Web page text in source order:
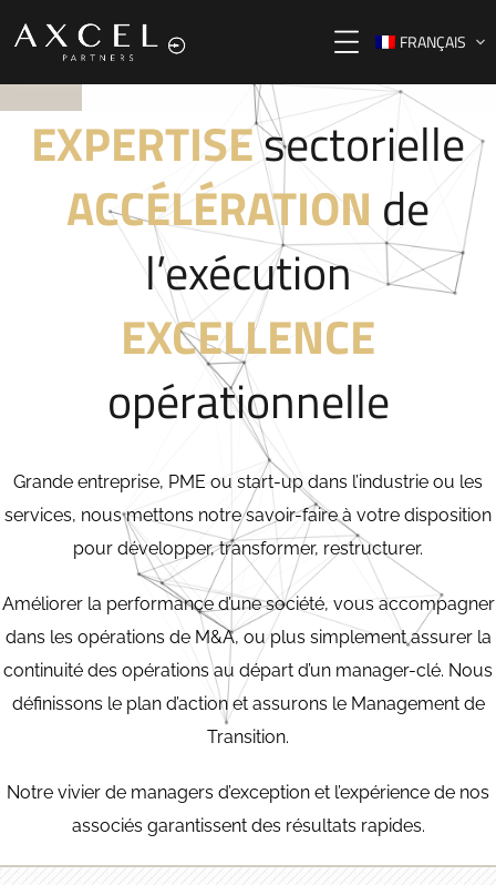
FRANÇAIS
EXPERTISEsectorielle
ACCÉLÉRATION de
l’exécution
EXCELLENCE
opérationnelle
Grande entreprise, PME ou start-up dans l’industrie ou les
services, nous mettons notre savoir-faire à votre disposition
pour développer, transformer, restructurer.
Améliorer la performance d’une société, vous accompagner
dans les opérations de M&A, ou plus simplement assurer la
continuité des opérations au départ d’un manager-clé. Nous
définissons le plan d’action et assurons le Management de
Transition.
Notre vivier de managers d’exception et l’expérience de nos
associés garantissent des résultats rapides.